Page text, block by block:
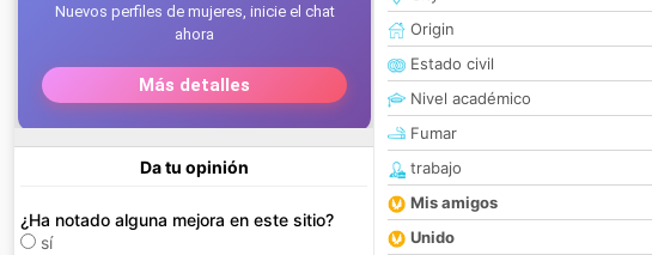
Da tu opinión
¿Ha notado alguna mejora en este sitio?
sí
Origin
Estado civil
Nivel académico
Fumar
trabajo
Mis amigos
Unido